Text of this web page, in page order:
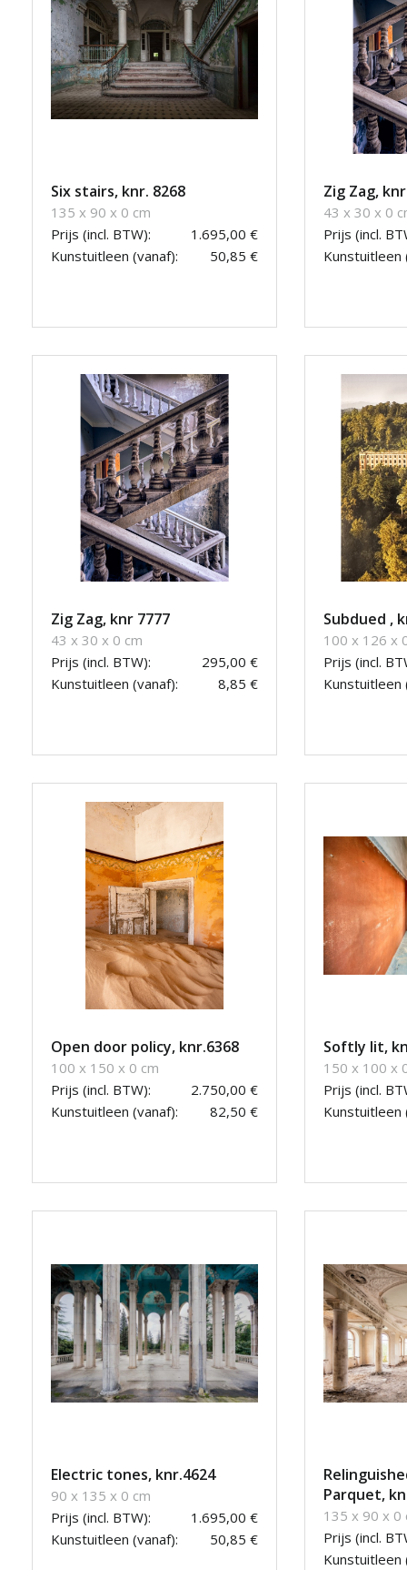
Six stairs, knr. 8268
135 x 90 x 0 cm
Prijs (incl. BTW):
1.695,00 €
Kunstuitleen (vanaf):
50,85 €
Zig Zag,
43 x 30 x 0
Prijs (incl.
Kunstuitleen
Zig Zag, knr 7777
43 x 30 x 0 cm
Prijs (incl. BTW):
295,00 €
Kunstuitleen (vanaf):
8,85 €
Subdued ,
100 x 126 x
Prijs (incl.
Kunstuitleen
Open door policy, knr.6368
100 x 150 x 0 cm
Prijs (incl. BTW):
2.750,00 €
Kunstuitleen (vanaf):
82,50 €
Softly lit,
150 x 100 x
Prijs (incl.
Kunstuitleen
Electric tones, knr.4624
90 x 135 x 0 cm
Prijs (incl. BTW):
1.695,00 €
Kunstuitleen (vanaf):
50,85 €
Parquet,
135 x 90 x 0
Prijs (incl.
Kunstuitleen